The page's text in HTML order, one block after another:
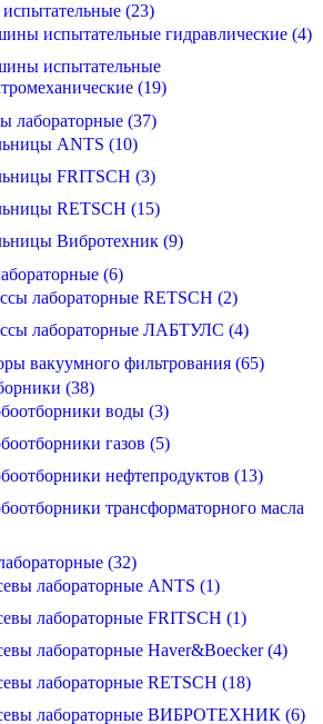
(23)
испытательные гидравлические (4)
испытательные
(19)
лабораторные (37)
ANTS (10)
FRITSCH (3)
RETSCH (15)
Вибротехник (9)
(6)
лабораторные RETSCH (2)
лабораторные ЛАБТУЛС (4)
вакуумного фильтрования (65)
(38)
воды (3)
газов (5)
нефтепродуктов (13)
трансформаторного масла
(32)
лабораторные ANTS (1)
лабораторные FRITSCH (1)
лабораторные Haver&Boecker (4)
лабораторные RETSCH (18)
лабораторные ВИБРОТЕХНИК (6)